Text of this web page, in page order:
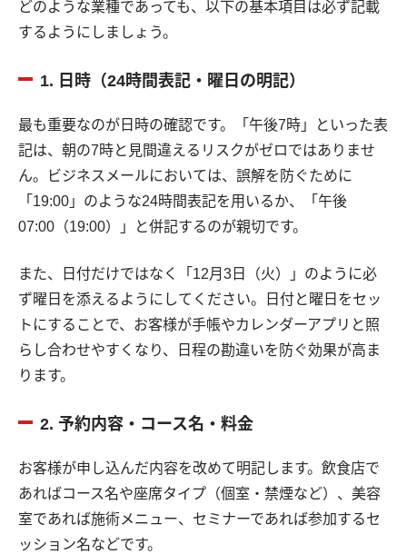
どのような業種であっても、以下の基本項目は必ず記載
するようにしましょう。
1. 日時（24時間表記・曜日の明記）
最も重要なのが日時の確認です。「午後7時」といった表
記は、朝の7時と見間違えるリスクがゼロではありませ
ん。ビジネスメールにおいては、誤解を防ぐために
「19:00」のような24時間表記を用いるか、「午後
07:00（19:00）」と併記するのが親切です。
また、日付だけではなく「12月3日（火）」のように必
ず曜日を添えるようにしてください。日付と曜日をセッ
トにすることで、お客様が手帳やカレンダーアプリと照
らし合わせやすくなり、日程の勘違いを防ぐ効果が高ま
ります。
2. 予約内容・コース名・料金
お客様が申し込んだ内容を改めて明記します。飲食店で
あればコース名や座席タイプ（個室・禁煙など）、美容
室であれば施術メニュー、セミナーであれば参加するセ
ッション名などです。